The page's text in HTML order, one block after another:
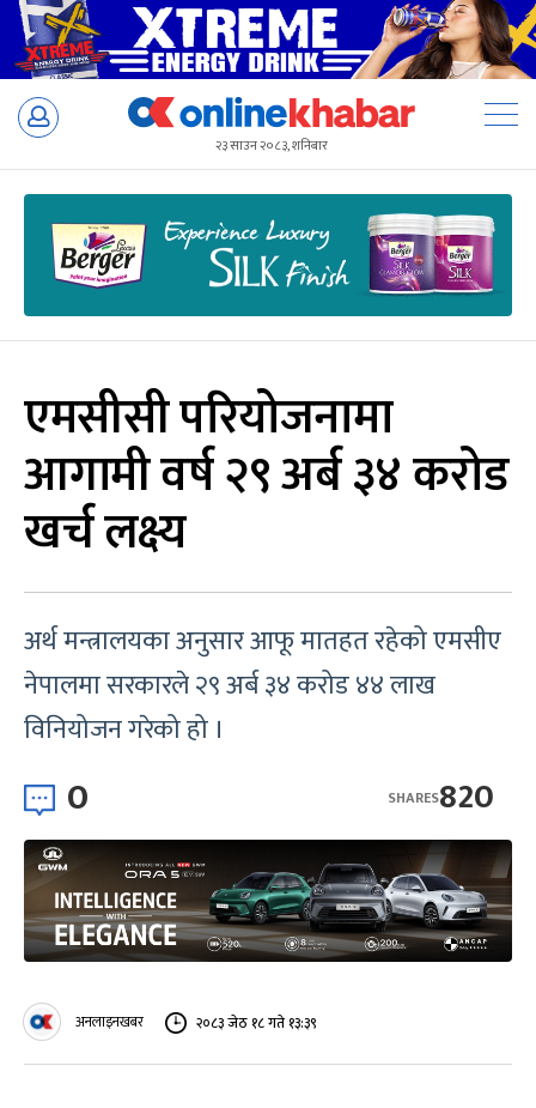
Skip
२३ साउन २०८३, शनिबार
एमसीसी परियोजनामा
आगामी वर्ष २९ अर्ब ३४ करोड
खर्च लक्ष्य
अर्थ मन्त्रालयका अनुसार आफू मातहत रहेको एमसीए
नेपालमा सरकारले २९ अर्ब ३४ करोड ४४ लाख
विनियोजन गरेको हो ।
0 820
SHARES
अनलाइनखबर २०८३ जेठ १८ गते १३:३९